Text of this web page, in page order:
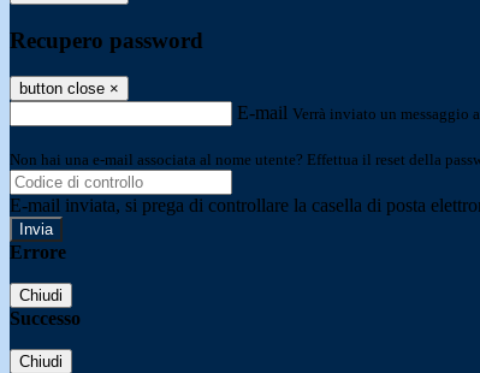
Recupero password
button close ×
E-mail Verrà inviato un messaggio
Non hai una e-mail associata al nome utente? Effettua il reset della
E-mail inviata, si prega di controllare la casella di posta
Errore
Chiudi
Successo
Chiudi